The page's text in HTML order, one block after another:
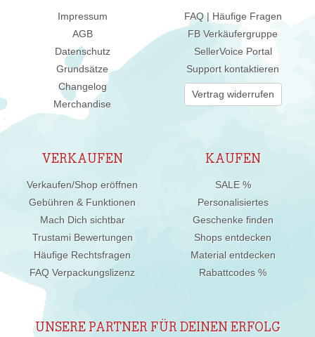
Impressum
AGB
Datenschutz
Grundsätze
Changelog
Merchandise
FAQ | Häufige Fragen
FB Verkäufergruppe
SellerVoice Portal
Support kontaktieren
Vertrag widerrufen
VERKAUFEN
Verkaufen/Shop eröffnen
Gebühren & Funktionen
Mach Dich sichtbar
Trustami Bewertungen
Häufige Rechtsfragen
FAQ Verpackungslizenz
KAUFEN
SALE %
Personalisiertes
Geschenke finden
Shops entdecken
Material entdecken
Rabattcodes %
UNSERE PARTNER FÜR DEINEN ERFOLG